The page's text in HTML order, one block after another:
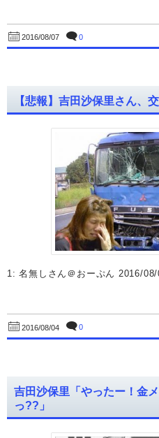
2016/08/07 0
【悲報】吉田沙保里さん、
1: 名無しさん＠おーぷん 2016/
2016/08/04 0
吉田沙保里「やったー！金
っ??」